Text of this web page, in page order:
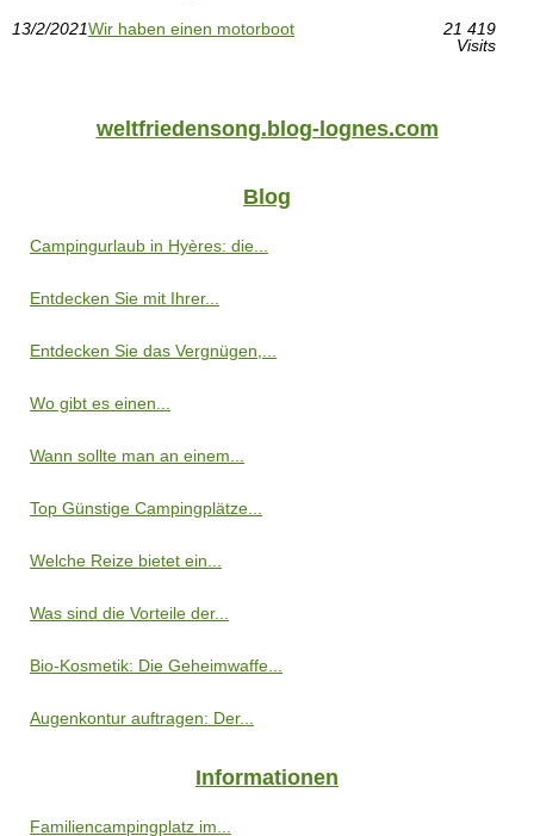
13/2/2021Wir haben einen motorboot
21 419
Visits
weltfriedensong.blog-lognes.com
Blog
Campingurlaub in Hyères: die...
Entdecken Sie mit Ihrer...
Entdecken Sie das Vergnügen,...
Wo gibt es einen...
Wann sollte man an einem...
Top Günstige Campingplätze...
Welche Reize bietet ein...
Was sind die Vorteile der...
Bio-Kosmetik: Die Geheimwaffe...
Augenkontur auftragen: Der...
Informationen
Familiencampingplatz im...